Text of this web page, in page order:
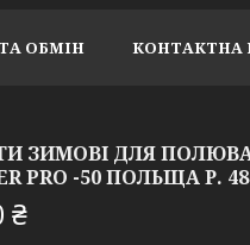
ОБМІН КОНТАКТНА
ЗИМОВІ ДЛЯ
PRO -50 ПОЛЬЩА Р. 48
₴